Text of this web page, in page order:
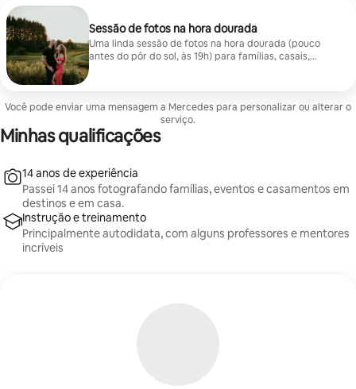
Sessão de fotos na hora dourada
Uma linda sessão de fotos na hora dourada (pouco
antes do pôr do sol, às 19h) para famílias, casais,
completa, a galeria online para download e o direito de
impressão. As sessões serão realizadas às 19h em
qualquer local a até uma hora de Clearwater. Podemos
conversar sobre a sua visão e escolher Mal posso
esperar para conhecer vocês e criar lembranças para
sessão, envie um e-mail para hello@sadiennick.com
Você pode enviar uma mensagem a Mercedes para personalizar ou alterar o
serviço.
Minhas qualificações
14 anos de experiência
Passei 14 anos fotografando famílias, eventos e casamentos em
destinos e em casa.
Instrução e treinamento
Principalmente autodidata, com alguns professores e mentores
incríveis